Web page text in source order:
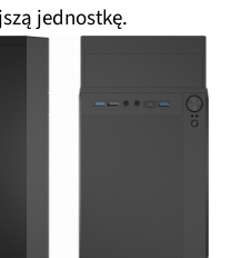
jednostkę.